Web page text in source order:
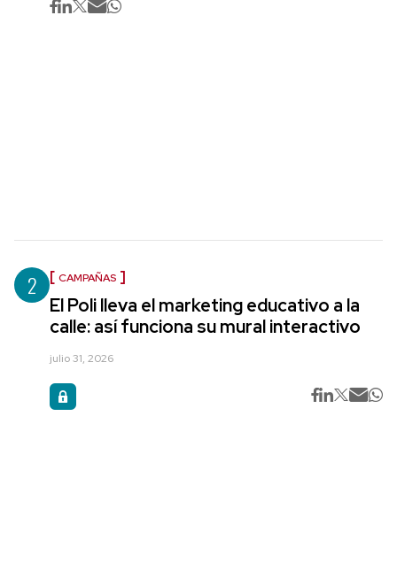
2 CAMPAÑAS
El Poli lleva el marketing educativo a la
calle: así funciona su mural interactivo
julio 31, 2026